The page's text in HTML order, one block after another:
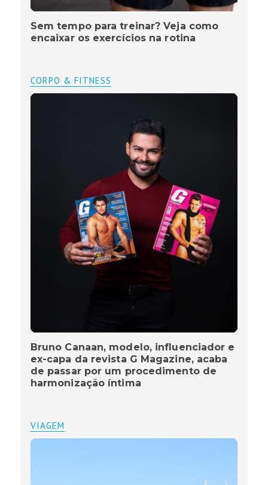
Sem tempo para treinar? Veja como
encaixar os exercícios na rotina
CORPO & FITNESS
Bruno Canaan, modelo, influenciador e
ex-capa da revista G Magazine, acaba
de passar por um procedimento de
harmonização íntima
VIAGEM